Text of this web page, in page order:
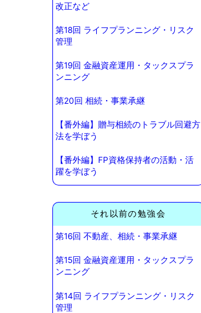
改正など
第18回 ライフプランニング・リスク
管理
第19回 金融資産運用・タックスプラ
ンニング
第20回 相続・事業承継
【番外編】贈与相続のトラブル回避方
法を学ぼう
【番外編】FP資格保持者の活動・活
躍を学ぼう
それ以前の勉強会
第16回 不動産、相続・事業承継
第15回 金融資産運用・タックスプラ
ンニング
第14回 ライフプランニング・リスク
管理